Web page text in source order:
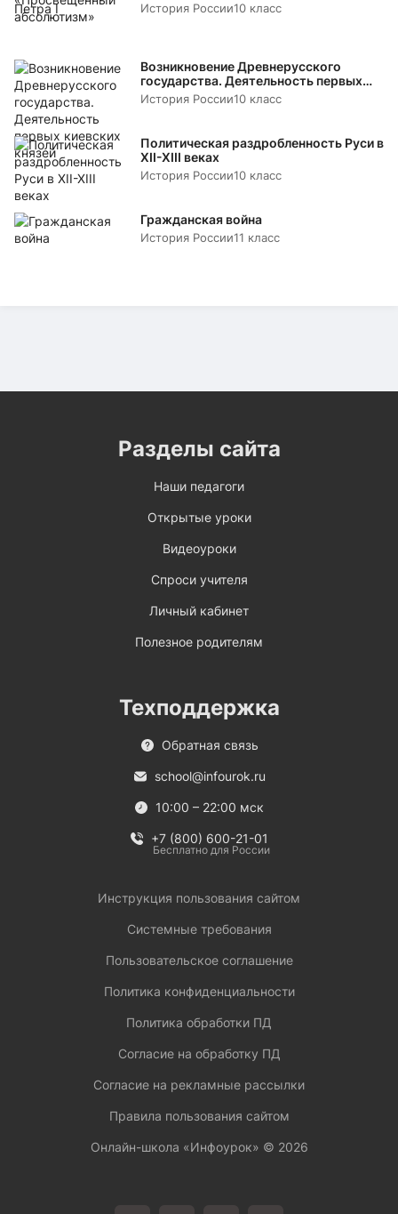
История России10 класс
Возникновение Древнерусского
государства. Деятельность первых
киевских князей
История России10 класс
Политическая раздробленность Руси в
XII-XIII веках
История России10 класс
Гражданская война
История России11 класс
Разделы сайта
Наши педагоги
Открытые уроки
Видеоуроки
Спроси учителя
Личный кабинет
Полезное родителям
Техподдержка
Обратная связь
school@infourok.ru
10:00 – 22:00 мск
+7 (800) 600-21-01
Бесплатно для России
Инструкция пользования сайтом
Системные требования
Пользовательское соглашение
Политика конфиденциальности
Политика обработки ПД
Согласие на обработку ПД
Согласие на рекламные рассылки
Правила пользования сайтом
Онлайн-школа «Инфоурок» © 2026